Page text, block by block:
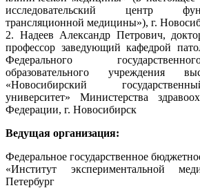
исследовательский центр
трансляционной медицины»), г.
2. Надеев Александр Петрович,
профессор заведующий кафедрой
Федерального
образовательного учреждения
«Новосибирский
университет» Министерства
Федерации, г. Новосибирск
Ведущая организация:
Федеральное государственное
«Институт экспериментальной
Петербург